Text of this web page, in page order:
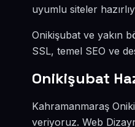
uyumlu siteler
Onikişubat ve yakın
SSL, temel SEO ve
Onikişubat
Kahramanmaraş
veriyoruz. Web